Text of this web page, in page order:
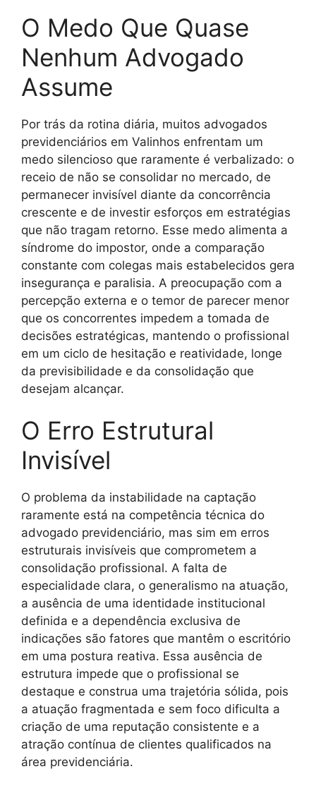
O Medo Que Quase
Nenhum Advogado
Assume
Por trás da rotina diária, muitos advogados
previdenciários em Valinhos enfrentam um
medo silencioso que raramente é verbalizado: o
receio de não se consolidar no mercado, de
permanecer invisível diante da concorrência
crescente e de investir esforços em estratégias
que não tragam retorno. Esse medo alimenta a
síndrome do impostor, onde a comparação
constante com colegas mais estabelecidos gera
insegurança e paralisia. A preocupação com a
percepção externa e o temor de parecer menor
que os concorrentes impedem a tomada de
decisões estratégicas, mantendo o profissional
em um ciclo de hesitação e reatividade, longe
da previsibilidade e da consolidação que
desejam alcançar.
O Erro Estrutural
Invisível
O problema da instabilidade na captação
raramente está na competência técnica do
advogado previdenciário, mas sim em erros
estruturais invisíveis que comprometem a
consolidação profissional. A falta de
especialidade clara, o generalismo na atuação,
a ausência de uma identidade institucional
definida e a dependência exclusiva de
indicações são fatores que mantêm o escritório
em uma postura reativa. Essa ausência de
estrutura impede que o profissional se
destaque e construa uma trajetória sólida, pois
a atuação fragmentada e sem foco dificulta a
criação de uma reputação consistente e a
atração contínua de clientes qualificados na
área previdenciária.